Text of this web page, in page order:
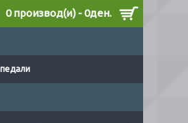
0 производ(и) - 0ден.
педали